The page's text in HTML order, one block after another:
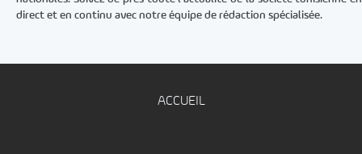
direct et en continu avec notre équipe de rédaction spécialisée.
ACCUEIL